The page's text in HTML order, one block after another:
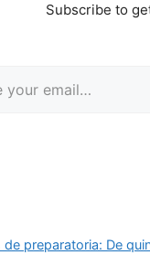
Subscribe to
preparatoria: De